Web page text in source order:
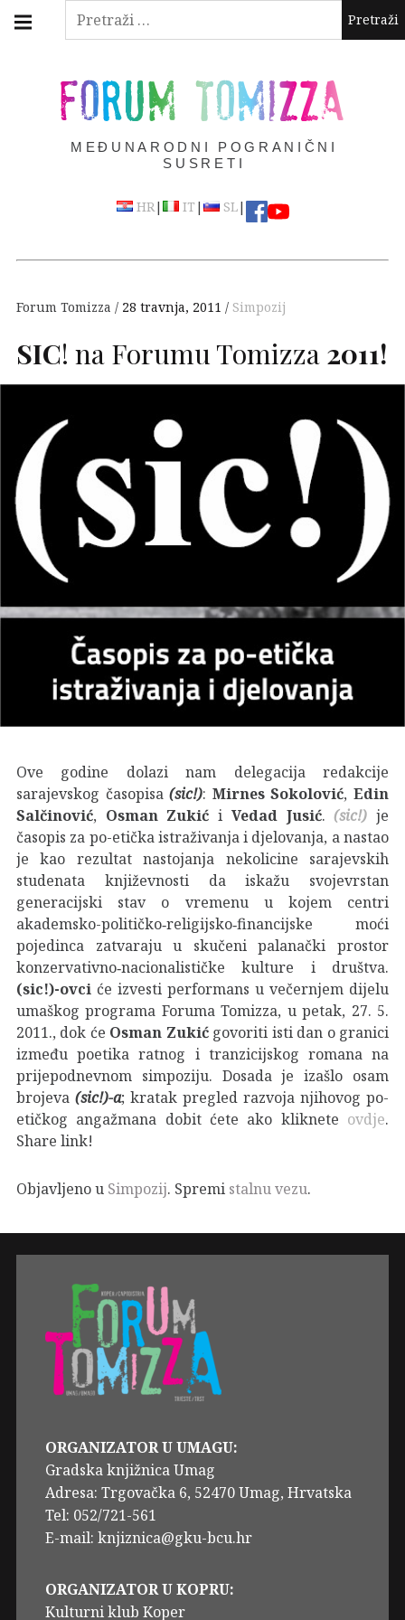
Pretraži:
Skip
FORUM TOMIZZA
MEĐUNARODNI POGRANIČNI
SUSRETI
HR| IT | SL|
navigation
Forum Tomizza 28 travnja, 2011 Simpozij
SIC! na Forumu Tomizza 2011!
Ove godine dolazi nam delegacija redakcije
sarajevskog časopisa(sic!): Mirnes Sokolović,Edin
Salčinović, Osman Zukić i Vedad Jusić. (sic!) je
časopis za po-etička istraživanja i djelovanja, a nastao
je kao rezultat nastojanja nekolicine sarajevskih
studenata književnosti da iskažu svojevrstan
generacijski stav o vremenu u kojem centri
akademsko-političko‐religijsko‐financijske moći
pojedinca zatvaraju u skučeni palanački prostor
konzervativno‐nacionalističke kulture i društva.
(sic!)-ovci će izvesti performans u večernjem dijelu
umaškog programa Foruma Tomizza, u petak, 27. 5.
2011., dok će Osman Zukićgovoriti isti dan o granici
između poetika ratnog i tranzicijskog romana na
prijepodnevnom simpoziju. Dosada je izašlo osam
brojeva (sic!)-a; kratak pregled razvoja njihovog po-
etičkog angažmana dobit ćete ako kliknete ovdje.
Share link!
Objavljeno u Simpozij. Spremi stalnu vezu.
ORGANIZATOR U UMAGU:
Gradska knjižnica Umag
Adresa: Trgovačka 6, 52470 Umag, Hrvatska
Tel: 052/721-561
E-mail: knjiznica@gku-bcu.hr
ORGANIZATOR U KOPRU:
Kulturni klub Koper